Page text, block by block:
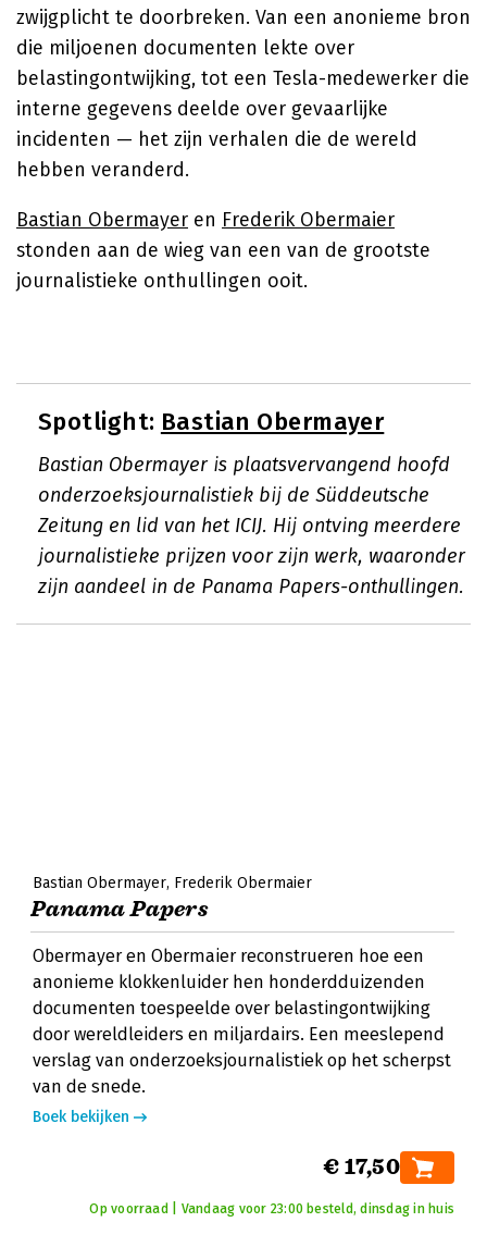
zwijgplicht te doorbreken. Van een anonieme bron
die miljoenen documenten lekte over
belastingontwijking, tot een Tesla-medewerker die
interne gegevens deelde over gevaarlijke
incidenten — het zijn verhalen die de wereld
hebben veranderd.
Bastian Obermayer en Frederik Obermaier
stonden aan de wieg van een van de grootste
journalistieke onthullingen ooit.
Spotlight: Bastian Obermayer
Bastian Obermayer is plaatsvervangend hoofd
onderzoeksjournalistiek bij de Süddeutsche
Zeitung en lid van het ICIJ. Hij ontving meerdere
journalistieke prijzen voor zijn werk, waaronder
zijn aandeel in de Panama Papers-onthullingen.
Bastian Obermayer Frederik Obermaier
Panama Papers
Obermayer en Obermaier reconstrueren hoe een
anonieme klokkenluider hen honderdduizenden
documenten toespeelde over belastingontwijking
door wereldleiders en miljardairs. Een meeslepend
verslag van onderzoeksjournalistiek op het scherpst
van de snede.
Boek bekijken
€ 17,50
Op voorraad | Vandaag voor 23:00 besteld, dinsdag in huis